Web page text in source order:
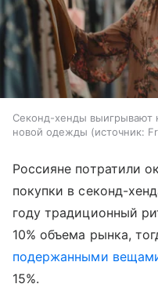
Секонд-хенды выигрывают
новой одежды
источник:
Россияне потратили
покупки в секонд-
году традиционный
10% объема рынка,
подержанными
15%.